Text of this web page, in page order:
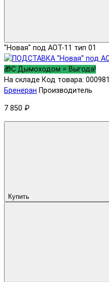
"Новая" под АОТ-11 тип 01
🎁С Дымоходом = Выгода!
На складе Код товара: 000981
Бренеран Производитель
7 850 ₽
Купить